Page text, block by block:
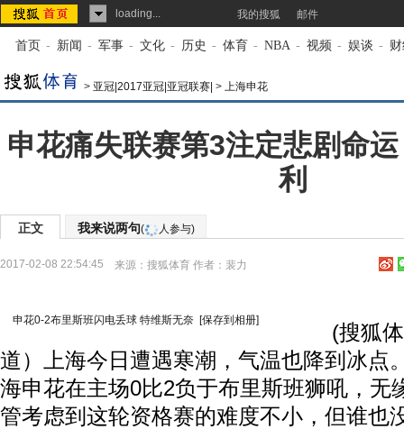
loading... 我的搜狐 邮件
首页 - 新闻 - 军事 - 文化 - 历史 - 体育 - NBA - 视频 - 娱谈 -
> 亚冠|2017亚冠|亚冠联赛| > 上海申花
申花痛失联赛第3注定悲剧命
利
正文 我来说两句( 人参与)
2017-02-08 22:54:45 来源： 搜狐体育 作者：裴力
申花0-2布里斯班闪电丢球 特维斯无奈 [保存到相册]
(搜狐体
道）上海今日遭遇寒潮，气温也降到冰点
海申花在主场0比2负于布里斯班狮吼，无
管考虑到这轮资格赛的难度不小，但谁也